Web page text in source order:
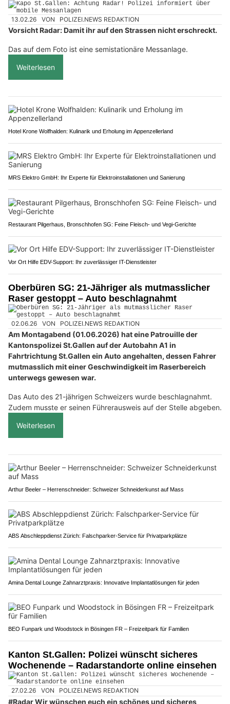
13.02.26 VON POLIZEI.NEWS REDAKTION
Vorsicht Radar: Damit ihr auf den Strassen nicht erschreckt.
Das auf dem Foto ist eine semistationäre Messanlage.
Weiterlesen
Hotel Krone Wolfhalden: Kulinarik und Erholung im Appenzellerland
MRS Elektro GmbH: Ihr Experte für Elektroinstallationen und Sanierung
Restaurant Pilgerhaus, Bronschhofen SG: Feine Fleisch- und Vegi-Gerichte
Vor Ort Hilfe EDV-Support: Ihr zuverlässiger IT-Dienstleister
Oberbüren SG: 21-Jähriger als mutmasslicher
Raser gestoppt – Auto beschlagnahmt
02.06.26 VON POLIZEI.NEWS REDAKTION
Am Montagabend (01.06.2026) hat eine Patrouille der
Kantonspolizei St.Gallen auf der Autobahn A1 in
Fahrtrichtung St.Gallen ein Auto angehalten, dessen Fahrer
mutmasslich mit einer Geschwindigkeit im Raserbereich
unterwegs gewesen war.
Das Auto des 21-jährigen Schweizers wurde beschlagnahmt.
Zudem musste er seinen Führerausweis auf der Stelle abgeben.
Weiterlesen
Arthur Beeler – Herrenschneider: Schweizer Schneiderkunst auf Mass
ABS Abschleppdienst Zürich: Falschparker-Service für Privatparkplätze
Amina Dental Lounge Zahnarztpraxis: Innovative Implantatlösungen für jeden
BEO Funpark und Woodstock in Bösingen FR – Freizeitpark für Familien
Kanton St.Gallen: Polizei wünscht sicheres
Wochenende – Radarstandorte online einsehen
27.02.26 VON POLIZEI.NEWS REDAKTION
#Radar Wir wünschen euch ein schönes und sicheres